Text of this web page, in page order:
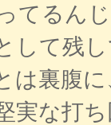
てるん
して残
は裏腹
実な打